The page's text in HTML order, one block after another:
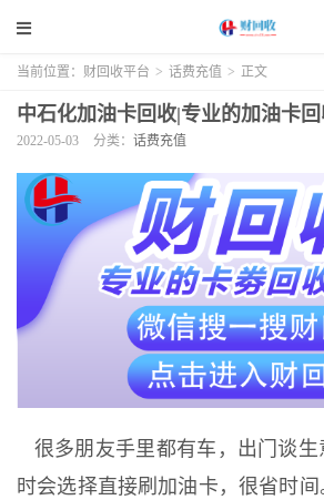
当前位置： 财回收平台 > 话费充值 > 正文
中石化加油卡回收|专业的加油卡
2022-05-03 分类： 话费充值
很多朋友手里都有车，出门谈生
时会选择直接刷加油卡，很省时